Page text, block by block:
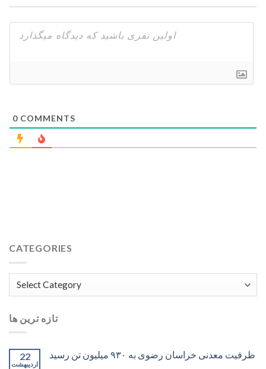
0 COMMENTS
CATEGORIES
Categories
تازه ترین ها
22
اردیبهشت
ظرفیت معدنی خراسان رضوی به ۹۳۰ میلیون تن رسید